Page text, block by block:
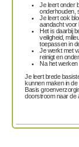
Je leert onder
onderhouden,
Je leert ook
aandacht voor
Het is daarbij
veiligheid,
toepassen in
Je werkt met
reinigt en
Na het
Je leert brede
kunnen maken in de
Basis
doorstroom naar de